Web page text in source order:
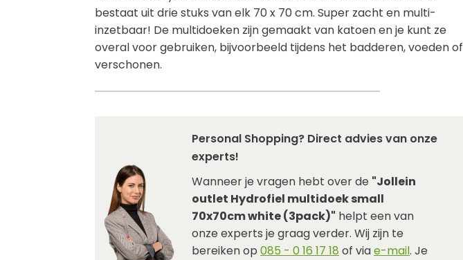
bestaat uit drie stuks van elk 70 x 70 cm. Super zacht en multi-
inzetbaar! De multidoeken zijn gemaakt van katoen en je kunt ze
overal voor gebruiken, bijvoorbeeld tijdens het badderen, voeden of
verschonen.
Personal Shopping? Direct advies van onze
experts!
Wanneer je vragen hebt over de "Jollein
outlet Hydrofiel multidoek small
70x70cm white (3pack)" helpt een van
onze experts je graag verder. Wij zijn te
bereiken op 085 - 0 16 17 18 of viae-mail. Je